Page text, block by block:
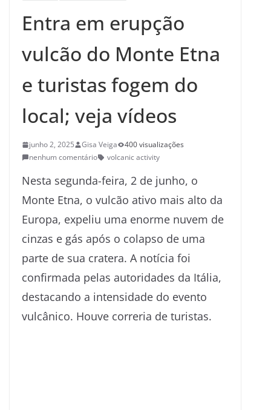
Entra em erupção
vulcão do Monte Etna
e turistas fogem do
local; veja vídeos
junho 2, 2025 Gisa Veiga
400 visualizações
nenhum comentário
volcanic activity
Nesta segunda-feira, 2 de junho, o
Monte Etna, o vulcão ativo mais alto da
Europa, expeliu uma enorme nuvem de
cinzas e gás após o colapso de uma
parte de sua cratera. A notícia foi
confirmada pelas autoridades da Itália,
destacando a intensidade do evento
vulcânico. Houve correria de turistas.